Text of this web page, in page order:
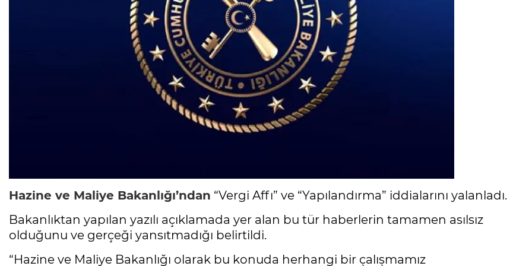
Hazine ve Maliye Bakanlığı’ndan “Vergi Affı” ve “Yapılandırma” iddialarını yalanladı.
Bakanlıktan yapılan yazılı açıklamada yer alan bu tür haberlerin tamamen asılsız
olduğunu ve gerçeği yansıtmadığı belirtildi.
“Hazine ve Maliye Bakanlığı olarak bu konuda herhangi bir çalışmamız